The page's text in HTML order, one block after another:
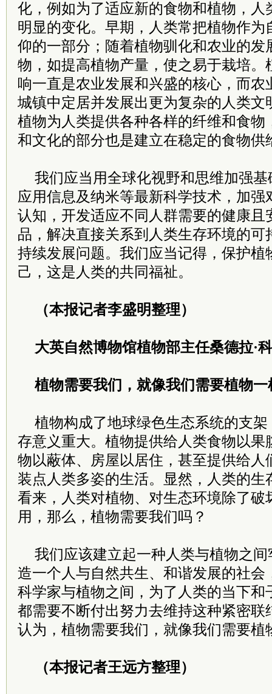
化，例如为了适应新的食物和植物，人
明显的变化。早期，人类常把植物作为
仰的一部分；随着植物驯化和农业的发
物，如提高植物产量，使之易于栽培。
响一直是农业发展和兴盛的核心，而农
城镇中定居并发展出更为复杂的人类文
植物为人类提供各种各样的纤维和食物
和文化的部分也是建立在稳定的食物供
我们应当用全球化视野和思维加强
应用信息及纳米等最新科学技术，加强
认知，开发适应不同人群需要的健康且
品，解决直接关系到人类生存环境的可
持续发展问题。我们应当记得，保护植
己，这是人类的共同福祉。
（本报记者李盛明整理）
大英自然博物馆植物部主任桑德拉·
植物需要我们，就像我们需要植物一
植物构成了地球绿色生态系统的支
存意义重大。植物提供给人类食物以果
物以蔽体、房屋以居住，甚至提供给人
装点人类多姿的生活。显然，人类的生
看来，人类对植物、对生态环境除了破
用，那么，植物需要我们吗？
我们应该建立起一种人类与植物之
造一个人与自然共生、和谐发展的社会
科学家与植物之间，为了人类的当下和
都需要不断付出努力去维持这种紧密联
认为，植物需要我们，就像我们需要植
（本报记者王远方整理）